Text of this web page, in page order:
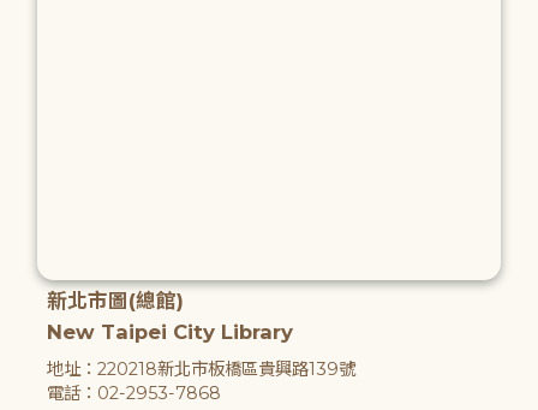
新北市圖(總館)
New Taipei City Library
地址：220218新北市板橋區貴興路139號
電話：02-2953-7868